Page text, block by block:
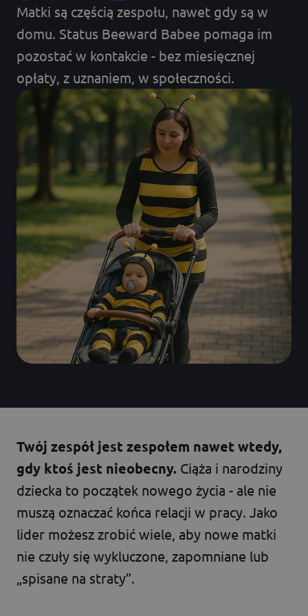
Matki są częścią zespołu, nawet gdy są w
domu. Status Beeward Babee pomaga im
pozostać w kontakcie - bez miesięcznej
opłaty, z uznaniem, w społeczności.
Twój zespół jest zespołem nawet wtedy,
gdy ktoś jest nieobecny. Ciąża i narodziny
dziecka to początek nowego życia - ale nie
muszą oznaczać końca relacji w pracy. Jako
lider możesz zrobić wiele, aby nowe matki
nie czuły się wykluczone, zapomniane lub
„spisane na straty”.